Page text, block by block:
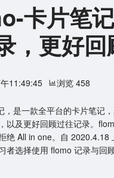
卡片笔
，更好回
11:49:45 浏览 458
，是一款全平台的卡片笔记
以及更好回顾过往记录。
绝 All in one。自 2020.4.18
者选择使用 flomo 记录与回顾